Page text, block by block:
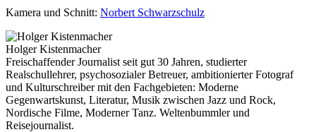
Kamera und Schnitt: Norbert Schwarzschulz
Holger Kistenmacher
Freischaffender Journalist seit gut 30 Jahren, studierter
Realschullehrer, psychosozialer Betreuer, ambitionierter Fotograf
und Kulturschreiber mit den Fachgebieten: Moderne
Gegenwartskunst, Literatur, Musik zwischen Jazz und Rock,
Nordische Filme, Moderner Tanz. Weltenbummler und
Reisejournalist.